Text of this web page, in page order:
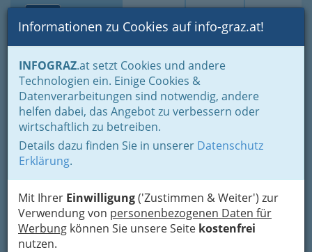
Suche Login Toggle
Informationen zu Cookies auf info-graz.at!
INFOGRAZ.at setzt Cookies und andere
Technologien ein. Einige Cookies &
Datenverarbeitungen sind notwendig, andere
helfen dabei, das Angebot zu verbessern oder
wirtschaftlich zu betreiben.
Details dazu finden Sie in unserer Datenschutz
Erklärung.
Mit Ihrer Einwilligung('Zustimmen & Weiter') zur
Verwendung von personenbezogenen Daten für
Werbung können Sie unsere Seite kostenfrei
nutzen.
Home Branchen Industrie
Papier u Pappe verarb. Industrie
Fachvertretung der Papier und Pappe verarbeitenden Industrie
Agnes Juliana Csaky-
Pallavicini
Weinitzenstraße 1, 8045 Graz
Karte